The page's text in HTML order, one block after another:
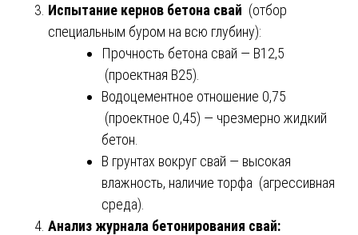
Испытание кернов бетона свай (отбор
специальным буром на всю глубину):
Прочность бетона свай — В12,5
(проектная В25).
Водоцементное отношение 0,75
(проектное 0,45) — чрезмерно жидкий
бетон.
В грунтах вокруг свай — высокая
влажность, наличие торфа (агрессивная
среда).
Анализ журнала бетонирования свай: